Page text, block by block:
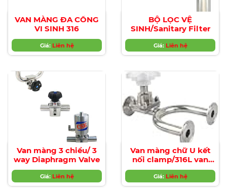
VAN MÀNG ĐA CỔNG
VI SINH 316
Giá: Liên hệ
BỘ LỌC VỆ
SINH/Sanitary Filter
Giá: Liên hệ
Van màng 3 chiều/ 3
way Diaphragm Valve
Giá: Liên hệ
Van màng chữ U kết
nối clamp/316L van
màng chữ U nối
clamp/ Sanitary
Manual U-Type
Giá: Liên hệ